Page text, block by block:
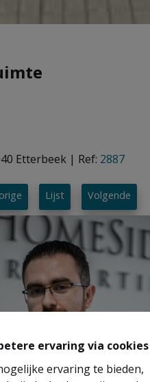
ervaring via cookies
ervaring te bieden,
Etterbeek | Ref: 2887
Lijst Volgende